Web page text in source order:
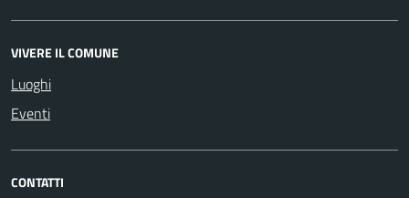
VIVERE IL COMUNE
Luoghi
Eventi
CONTATTI